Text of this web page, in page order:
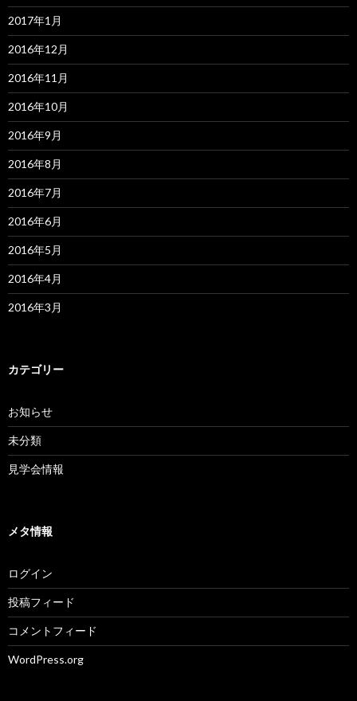
2017年1月
2016年12月
2016年11月
2016年10月
2016年9月
2016年8月
2016年7月
2016年6月
2016年5月
2016年4月
2016年3月
カテゴリー
お知らせ
未分類
見学会情報
メタ情報
ログイン
投稿フィード
コメントフィード
WordPress.org